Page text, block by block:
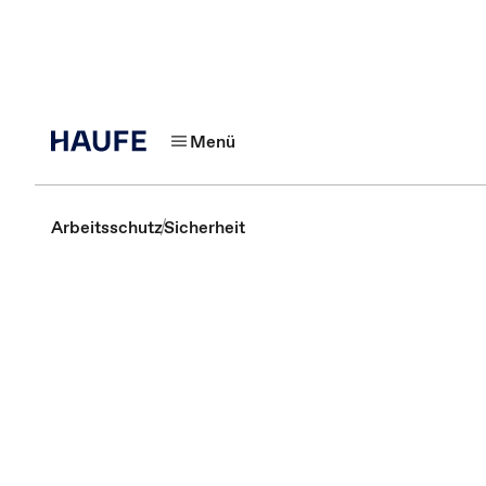
Menü
ArbeitsschutzSicherheit